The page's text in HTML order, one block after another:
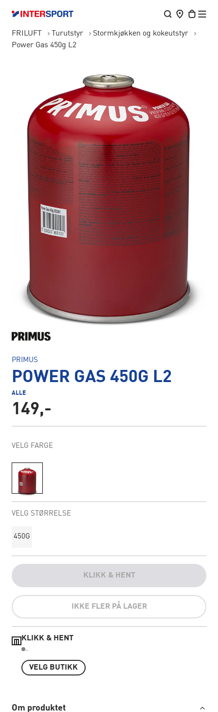
FRILUFT Turutstyr
Stormkjøkken og kokeutstyr
Power Gas 450g L2
PRIMUS
POWER GAS 450G L2
ALLE
149,-
VELG FARGE
VELG STØRRELSE
450G
KLIKK & HENT
IKKE FLER PÅ LAGER
KLIKK & HENT
..
VELG BUTIKK
Om produktet